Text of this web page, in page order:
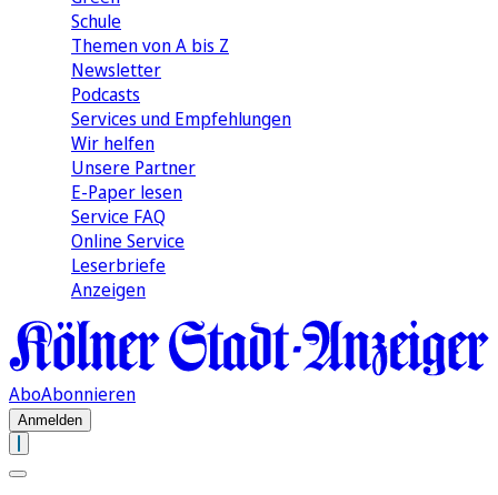
Schule
Themen von A bis Z
Newsletter
Podcasts
Services und Empfehlungen
Wir helfen
Unsere Partner
E-Paper lesen
Service FAQ
Online Service
Leserbriefe
Anzeigen
AboAbonnieren
Anmelden